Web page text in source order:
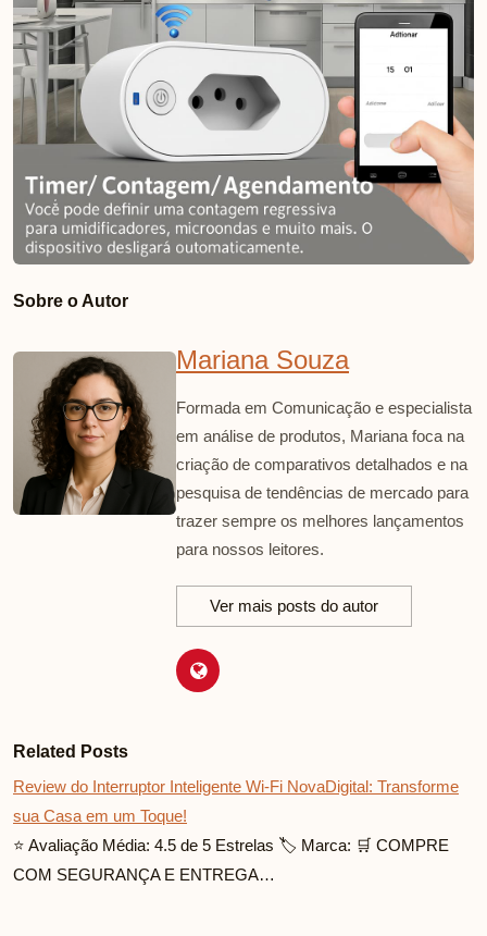
Sobre o Autor
Mariana Souza
Formada em Comunicação e especialista
em análise de produtos, Mariana foca na
criação de comparativos detalhados e na
pesquisa de tendências de mercado para
trazer sempre os melhores lançamentos
para nossos leitores.
Ver mais posts do autor
Related Posts
Review do Interruptor Inteligente Wi-Fi NovaDigital: Transforme
sua Casa em um Toque!
⭐ Avaliação Média: 4.5 de 5 Estrelas 🏷️ Marca: 🛒 COMPRE
COM SEGURANÇA E ENTREGA…